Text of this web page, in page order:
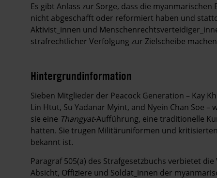
Es gibt Anlass zur Sorge, dass die
nicht abgeschafft oder reformiert haben und
Aktivist_innen und
strafrechtlicher Verfolgung zur Zielscheibe
Hintergrundinformation
Hintergrund
Sieben Mitglieder der Peacock Generation – Kay
Lin Htut, Su Yadanar Myint, and Nyein Chan Soe
sie eine Thangyat-Aufführung, eine traditionelle
hatten. Sie trugen Militäruniformen und
bekannt ist.
Paragraf 505(a) des Strafgesetzbuchs verbietet
Absicht, Offiziere und Soldat_innen der